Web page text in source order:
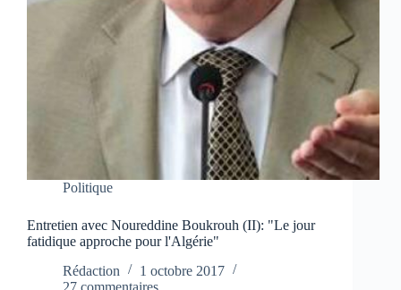
Politique
Entretien avec Noureddine Boukrouh (II): "Le jour
fatidique approche pour l'Algérie"
Rédaction
1 octobre 2017
27 commentaires